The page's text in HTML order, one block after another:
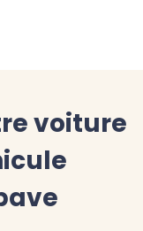
voiture